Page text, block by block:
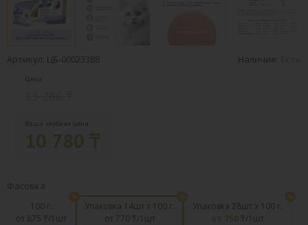
Артикул: ЦБ-00023388 Наличие: Есть
Цена:
Ваша клубная цена:
Фасовка
100 г.
от 875 ₸/1шт
Упаковка 14шт х 100 г.
от 770₸/1шт
Упаковка 28шт х 100 г.
от 750 ₸/1шт